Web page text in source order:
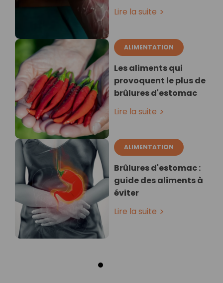
Lire la suite
ALIMENTATION
Les aliments qui
provoquent le plus de
brûlures d'estomac
Lire la suite
ALIMENTATION
Brûlures d'estomac :
guide des aliments à
éviter
Lire la suite